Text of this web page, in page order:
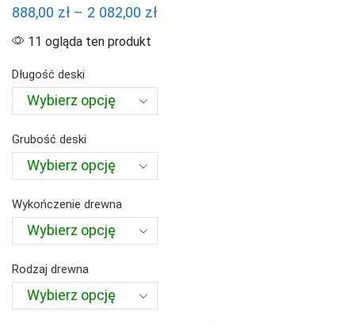
888,00 zł – 2 082,00 złZakres
082,00 zł
11 ogląda ten produkt
Długość deski
Grubość deski
Wykończenie drewna
Rodzaj drewna